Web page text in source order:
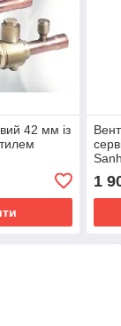
42 мм із
1